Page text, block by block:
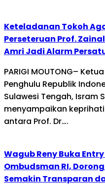
Keteladanan Tokoh
Perseteruan Prof.
Amri Jadi Alarm
PARIGI MOUTONG–
Penghulu Republik
Sulawesi Tengah, Isram
menyampaikan
antara Prof. Dr….
Wagub Reny Buka
Ombudsman RI,
Semakin Transparan